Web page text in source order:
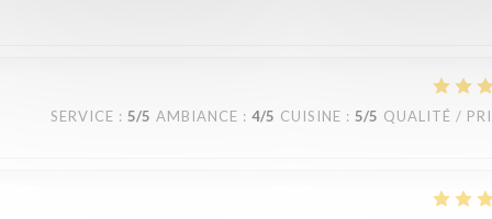
SERVICE : 5/5 AMBIANCE : 4/5 CUISINE : 5/5 QUALITÉ /